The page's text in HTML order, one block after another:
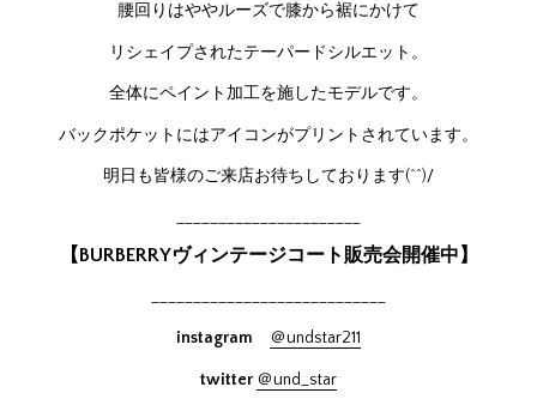
腰回りはややルーズで膝から裾にかけて
リシェイプされたテーパードシルエット。
全体にペイント加工を施したモデルです。
バックポケットにはアイコンがプリントされています。
明日も皆様のご来店お待ちしております(^^)/
【BURBERRYヴィンテージコート販売会開催中】
instagram ＠undstar211
twitter ＠und_star